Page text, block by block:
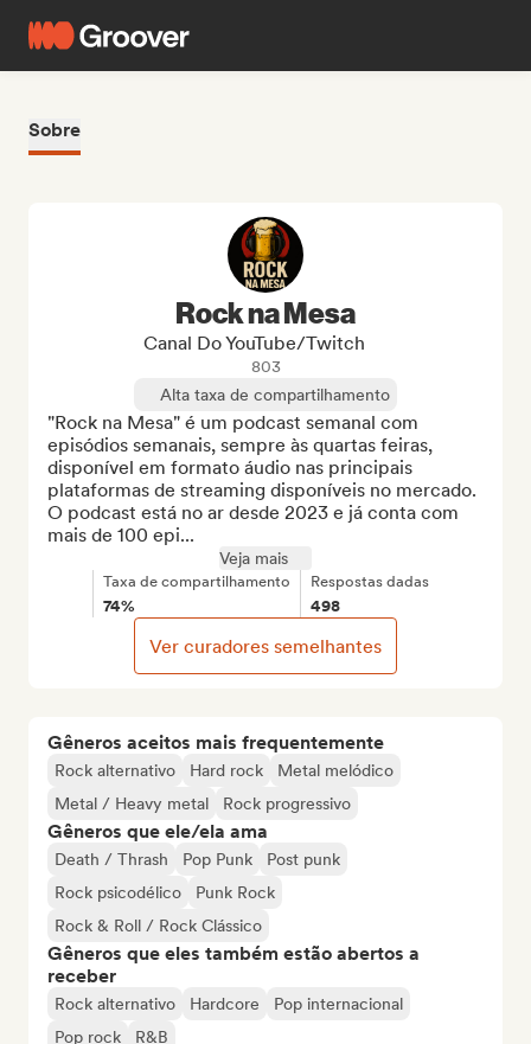
Sobre
Gêneros aceitos mais frequentemente
Rock alternativo Hard rock
Metal melódico
Metal / Heavy metal
Rock progressivo
Gêneros que ele/ela ama
Death / Thrash Pop Punk
Post punk
Rock psicodélico
Punk Rock
Rock & Roll / Rock Clássico
Gêneros que eles também estão abertos a
receber
Rock alternativo Hardcore
Pop internacional
Pop rock
R&B
Rock na Mesa
Canal Do YouTube/Twitch
803
Alta taxa de compartilhamento
"Rock na Mesa" é um podcast semanal com
episódios semanais, sempre às quartas feiras,
disponível em formato áudio nas principais
plataformas de streaming disponíveis no mercado.
O podcast está no ar desde 2023 e já conta com
mais de 100 epi...
Veja mais
Taxa de compartilhamento
74%
Respostas dadas
498
Ver curadores semelhantes